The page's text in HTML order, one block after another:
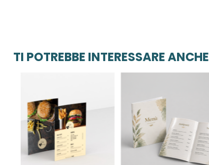
TI POTREBBE INTERESSARE ANCHE